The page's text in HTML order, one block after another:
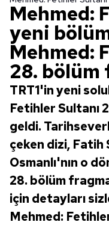
Mehmed:
yeni
Mehmed:
28. bölüm
TRT1'in yeni
Fetihler Sultanı
geldi.
çeken dizi, Fatih
Osmanlı'nın o
28. bölüm
için detayları
Mehmed: